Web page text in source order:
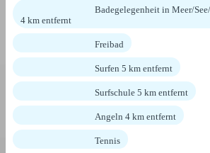
Badegelegenheit in Meer/
4 km entfernt
Freibad
Surfen 5 km entfernt
Surfschule 5 km entfernt
Angeln 4 km entfernt
Tennis